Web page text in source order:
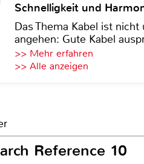
Schnelligkeit und
Das Thema Kabel ist
angehen: Gute Kabel
>> Mehr erfahren
>> Alle anzeigen
Reference 10